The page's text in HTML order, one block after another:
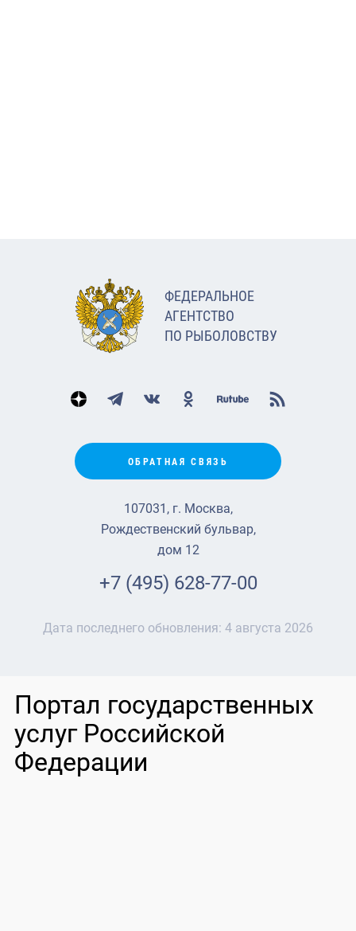
ФЕДЕРАЛЬНОЕ
АГЕНТСТВО
ПО РЫБОЛОВСТВУ
ОБРАТНАЯ СВЯЗЬ
107031, г. Москва,
Рождественский бульвар,
дом 12
+7 (495) 628-77-00
Дата последнего обновления: 4 августа 2026
Портал государственных
услуг Российской
Федерации